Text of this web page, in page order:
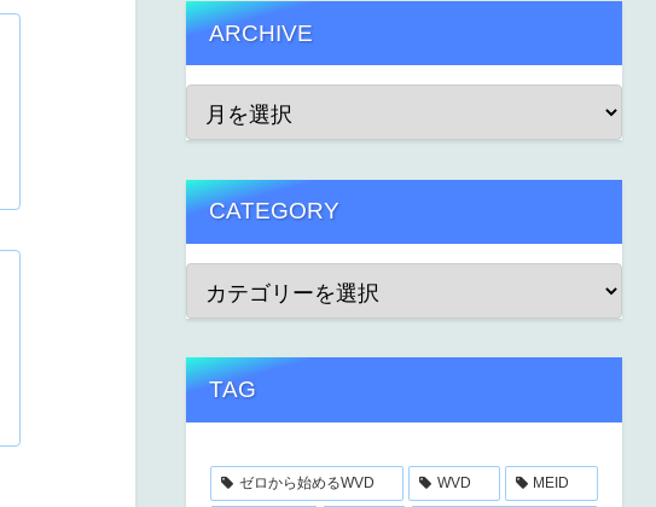
ARCHIVE
CATEGORY
TAG
ゼロから始めるWVD WVD MEID